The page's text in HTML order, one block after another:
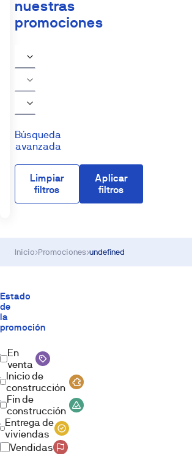
nuestras
promociones
Búsqueda
avanzada
Limpiar
filtros
Aplicar
filtros
Inicio›Promociones›undefined
Estado
de
la
promoción
En
venta
Inicio de
construcción
Fin de
construcción
Entrega de
viviendas
Vendidas